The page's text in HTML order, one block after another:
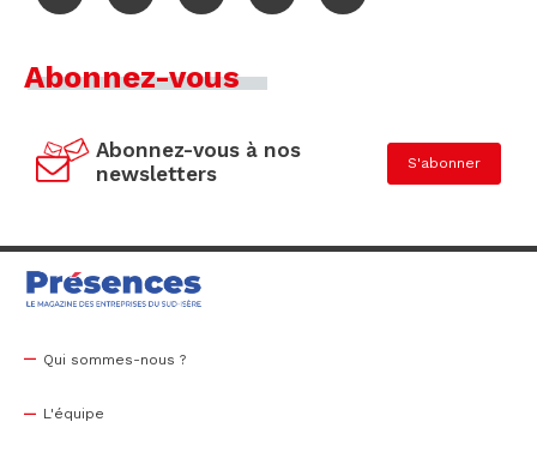
Abonnez-vous
Abonnez-vous à nos
newsletters
S'abonner
Qui sommes-nous ?
L'équipe